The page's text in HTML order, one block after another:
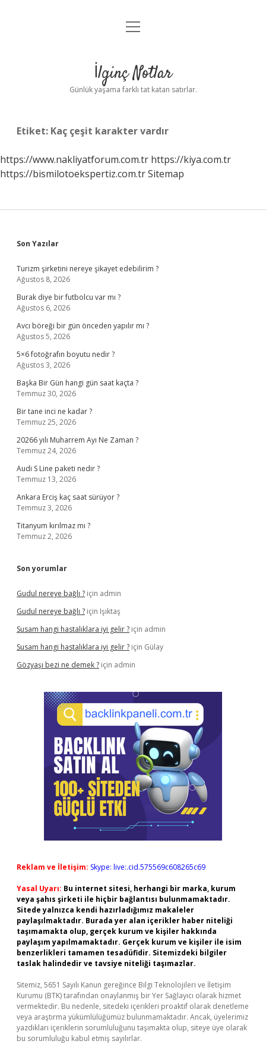
Anasayfa
Yasal Uyarı
menüyü
İlginç Notlar
Günlük yaşama farklı tat katan satırlar.
Etiket: Kaç çeşit karakter vardır
https://www.nakliyatforum.com.tr https://kiya.com.tr
https://bismilotoekspertiz.com.trSitemap
Sidebar
Son Yazılar
Turizm şirketini nereye şikayet edebilirim ?
Ağustos 8, 2026
Burak diye bir futbolcu var mı ?
Ağustos 6, 2026
Avcı böreği bir gün önceden yapılır mı ?
Ağustos 5, 2026
5×6 fotoğrafın boyutu nedir ?
Ağustos 3, 2026
Başka Bir Gün hangi gün saat kaçta ?
Temmuz 30, 2026
Bir tane inci ne kadar ?
Temmuz 25, 2026
20266 yılı Muharrem Ayı Ne Zaman ?
Temmuz 24, 2026
Audi S Line paketi nedir ?
Temmuz 13, 2026
Ankara Erciş kaç saat sürüyor ?
Temmuz 3, 2026
Titanyum kırılmaz mı ?
Temmuz 2, 2026
Son yorumlar
Gudul nereye bağlı ? için admin
Gudul nereye bağlı ? için Işıktaş
Susam hangi hastalıklara iyi gelir ? için admin
Susam hangi hastalıklara iyi gelir ? için Gülay
Gözyaşı bezi ne demek ? için admin
Reklam ve İletişim: Skype: live:.cid.575569c608265c69
Yasal Uyarı: Bu internet sitesi, herhangi bir marka, kurum
veya şahıs şirketi ile hiçbir bağlantısı bulunmamaktadır.
Sitede yalnızca kendi hazırladığımız makaleler
paylaşılmaktadır. Burada yer alan içerikler haber niteliği
taşımamakta olup, gerçek kurum ve kişiler hakkında
paylaşım yapılmamaktadır. Gerçek kurum ve kişiler ile isim
benzerlikleri tamamen tesadüfidir. Sitemizdeki bilgiler
taslak halindedir ve tavsiye niteliği taşımazlar.
Sitemiz, 5651 Sayılı Kanun gereğince Bilgi Teknolojileri ve İletişim
Kurumu (BTK) tarafından onaylanmış bir Yer Sağlayıcı olarak hizmet
vermektedir. Bu nedenle, sitedeki içerikleri proaktif olarak denetleme
veya araştırma yükümlülüğümüz bulunmamaktadır. Ancak, üyelerimiz
yazdıkları içeriklerin sorumluluğunu taşımakta olup, siteye üye olarak
bu sorumluluğu kabul etmiş sayılırlar.